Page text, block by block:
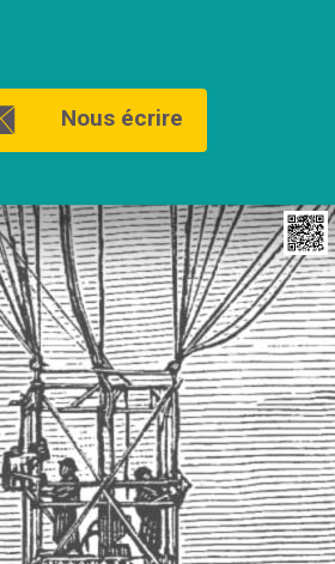
Nous écrire